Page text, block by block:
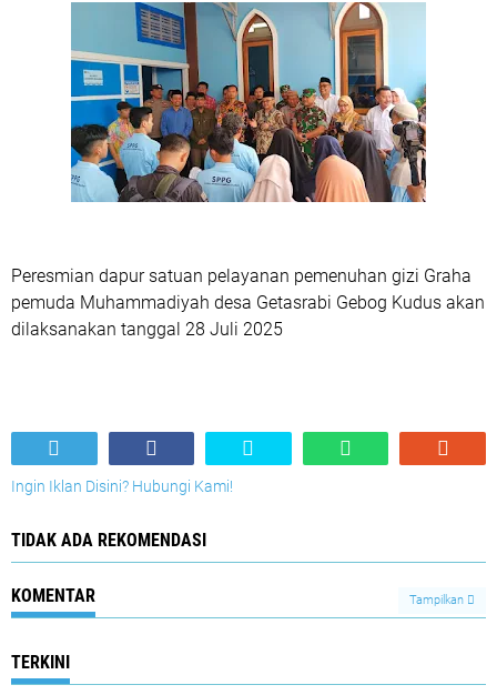
Peresmian dapur satuan pelayanan pemenuhan gizi Graha
pemuda Muhammadiyah desa Getasrabi Gebog Kudus akan
dilaksanakan tanggal 28 Juli 2025
Ingin Iklan Disini? Hubungi Kami!
TIDAK ADA REKOMENDASI
KOMENTAR Tampilkan
TERKINI